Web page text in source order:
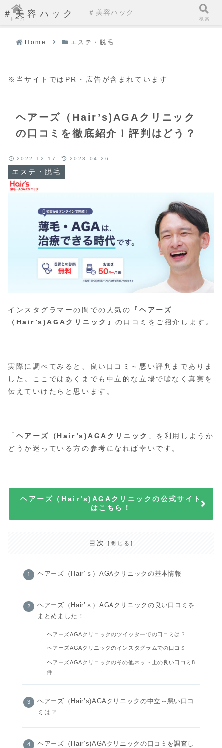
＃美容ハック
Home エステ・脱毛
※当サイトではPR・広告が含まれています
ヘアーズ（Hair’s)AGAクリニック
の口コミを徹底紹介！評判はどう？
エステ・脱毛
2022.12.17 2023.04.26
インスタグラマーの間での人気の
『ヘアーズ
（Hair’s)AGAクリニック』 の口コミをご紹介します。
実際に調べてみると、良い口コミ～悪い評判までありま
した。ここではあくまでも中立的な立場で嘘なく真実を
伝えていけたらと思います。
「 ヘアーズ（Hair’s)AGAクリニック
」を利用しようか
どうか迷っている方の参考になれば幸いです。
ヘアーズ（Hair’s)AGAクリニックの公式サイト
はこちら！
目次
ヘアーズ（Hair’ｓ）AGAクリニックの基本情報
ヘアーズ（Hair’ｓ）AGAクリニックの良い口コミを
まとめました！
ヘアーズAGAクリニックのツイッターでの口コミは？
ヘアーズAGAクリニックのインスタグラムでの口コミ
ヘアーズAGAクリニックのその他ネット上の良い口コミ8
件
ヘアーズ（Hair’s)AGAクリニックの中立～悪い口コ
ミは？
ヘアーズ（Hair’s)AGAクリニックの口コミを調査し
ホーム
＃美容ハック
検索